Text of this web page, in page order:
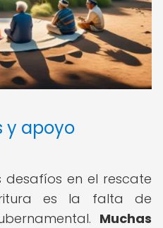
y apoyo
desafíos en el rescate
es la falta de
Muchas